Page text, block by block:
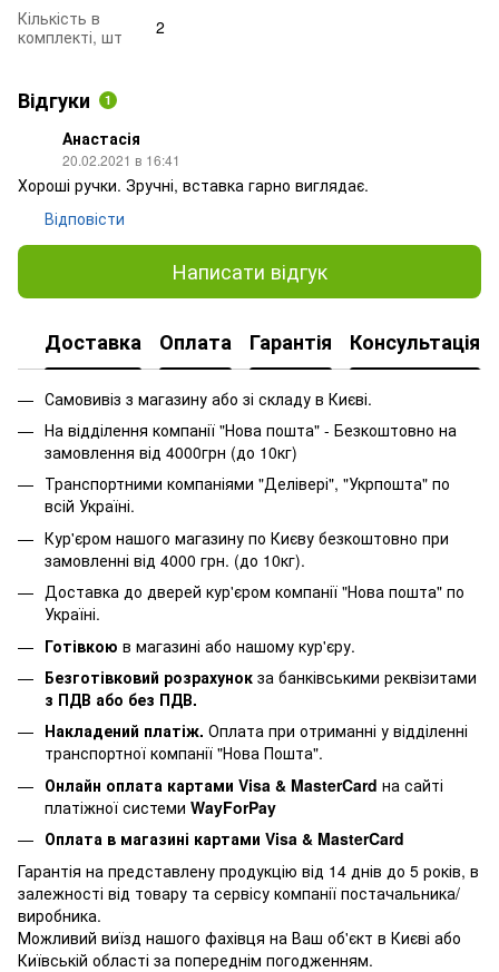
Кількість в
комплекті, шт
2
Відгуки 1
Анастасія
20.02.2021 в 16:41
Хороші ручки. Зручні, вставка гарно виглядає.
Відповісти
Написати відгук
Доставка Оплата Гарантія Консультація
Самовивіз з магазину або зі складу в Києві.
На відділення компанії "Нова пошта" - Безкоштовно на
замовлення від 4000грн (до 10кг)
Транспортними компаніями "Делівері", "Укрпошта" по
всій Україні.
Кур'єром нашого магазину по Києву безкоштовно при
замовленні від 4000 грн. (до 10кг).
Доставка до дверей кур'єром компанії "Нова пошта" по
Україні.
Готівкою в магазині або нашому кур'єру.
Безготівковий розрахунок за банківськими реквізитами
з ПДВ або без ПДВ.
Накладений платіж. Оплата при отриманні у відділенні
транспортної компанії "Нова Пошта".
Онлайн оплата картами Visa & MasterCard на сайті
платіжної системи WayForPay
Оплата в магазині картами Visa & MasterCard
Гарантія на представлену продукцію від 14 днів до 5 років, в
залежності від товару та сервісу компанії постачальника/
виробника.
Можливий виїзд нашого фахівця на Ваш об'єкт в Києві або
Київській області за попереднім погодженням.